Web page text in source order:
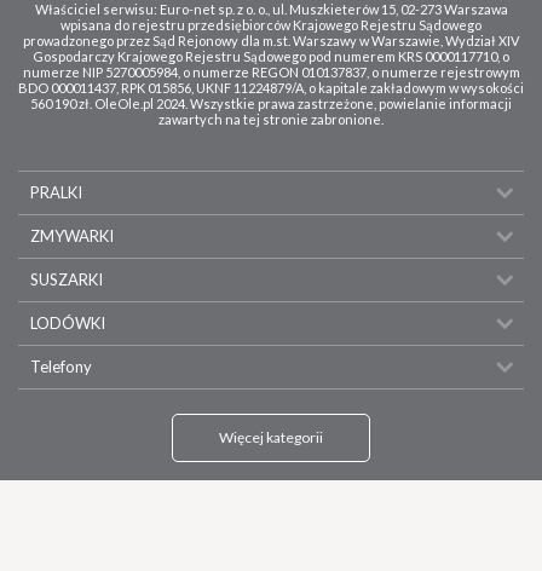
Właściciel serwisu: Euro-net sp. z o. o., ul. Muszkieterów 15, 02-273 Warszawa
wpisana do rejestru przedsiębiorców Krajowego Rejestru Sądowego
prowadzonego przez Sąd Rejonowy dla m.st. Warszawy w Warszawie, Wydział XIV
Gospodarczy Krajowego Rejestru Sądowego pod numerem KRS 0000117710, o
numerze NIP 5270005984, o numerze REGON 010137837, o numerze rejestrowym
BDO 000011437, RPK 015856, UKNF 11224879/A, o kapitale zakładowym w wysokości
560 190 zł. OleOle.pl 2024. Wszystkie prawa zastrzeżone, powielanie informacji
zawartych na tej stronie zabronione.
PRALKI
ZMYWARKI
SUSZARKI
LODÓWKI
Telefony
Więcej kategorii